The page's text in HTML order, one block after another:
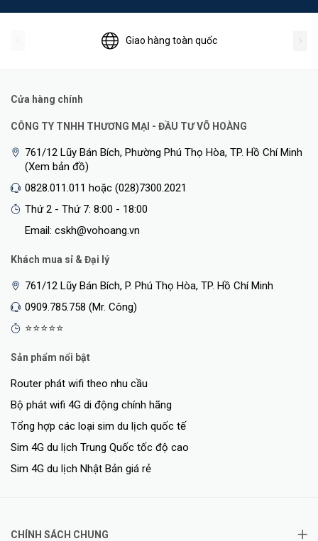
Giao hàng toàn quốc
Cửa hàng chính
CÔNG TY TNHH THƯƠNG MẠI - ĐẦU TƯ VÕ HOÀNG
761/12 Lũy Bán Bích, Phường Phú Thọ Hòa, TP. Hồ Chí Minh
(Xem bản đồ)
0828.011.011 hoặc (028)7300.2021
Thứ 2 - Thứ 7: 8:00 - 18:00
Email: cskh@vohoang.vn
Khách mua sỉ & Đại lý
761/12 Lũy Bán Bích, P. Phú Thọ Hòa, TP. Hồ Chí Minh
0909.785.758 (Mr. Công)
⭐⭐⭐⭐⭐
Sản phẩm nổi bật
Router phát wifi theo nhu cầu
Bộ phát wifi 4G di động chính hãng
Tổng hợp các loại sim du lịch quốc tế
Sim 4G du lịch Trung Quốc tốc độ cao
Sim 4G du lịch Nhật Bản giá rẻ
CHÍNH SÁCH CHUNG